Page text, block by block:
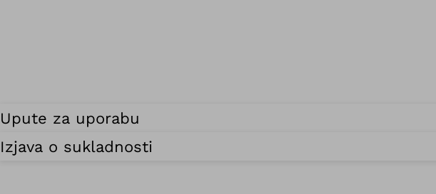
Upute za uporabu
Izjava o sukladnosti